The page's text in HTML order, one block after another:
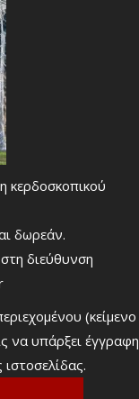
κερδοσκοπικού
δωρεάν.
διεύθυνση
(κείμενο
να υπάρξει έγγραφη